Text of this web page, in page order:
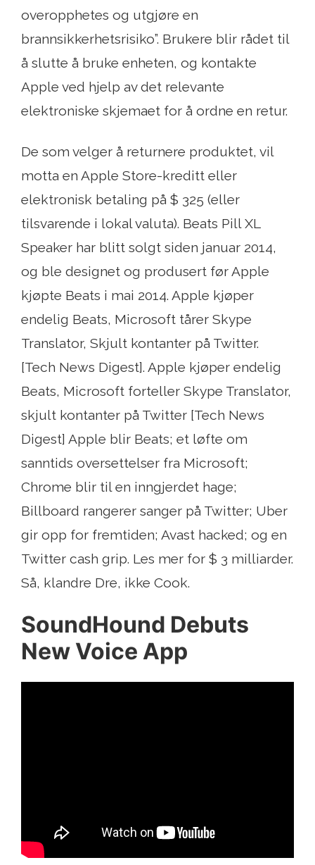
overopphetes og utgjøre en
brannsikkerhetsrisiko”. Brukere blir rådet til
å slutte å bruke enheten, og kontakte
Apple ved hjelp av det relevante
elektroniske skjemaet for å ordne en retur.
De som velger å returnere produktet, vil
motta en Apple Store-kreditt eller
elektronisk betaling på $ 325 (eller
tilsvarende i lokal valuta). Beats Pill XL
Speaker har blitt solgt siden januar 2014,
og ble designet og produsert før Apple
kjøpte Beats i mai 2014. Apple kjøper
endelig Beats, Microsoft tårer Skype
Translator, Skjult kontanter på Twitter.
[Tech News Digest]. Apple kjøper endelig
Beats, Microsoft forteller Skype Translator,
skjult kontanter på Twitter [Tech News
Digest] Apple blir Beats; et løfte om
sanntids oversettelser fra Microsoft;
Chrome blir til en inngjerdet hage;
Billboard rangerer sanger på Twitter; Uber
gir opp for fremtiden; Avast hacked; og en
Twitter cash grip. Les mer for $ 3 milliarder.
Så, klandre Dre, ikke Cook.
SoundHound Debuts
New Voice App